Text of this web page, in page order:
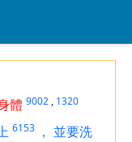
體 9002 , 1320
6153 ， 並要洗